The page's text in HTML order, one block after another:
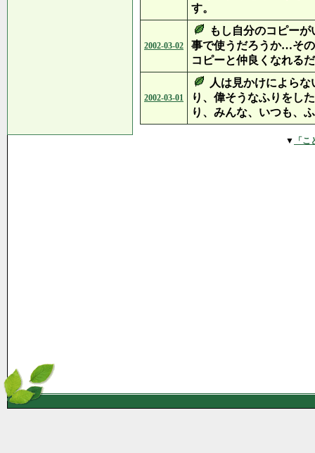
す。
2002-03-02
もし自分のコピー
事で使うだろうか…そ
コピーと仲良くなれる
2002-03-01
人は見かけによら
り、偉そうなふりをし
り、みんな、いつも、
▼ 「